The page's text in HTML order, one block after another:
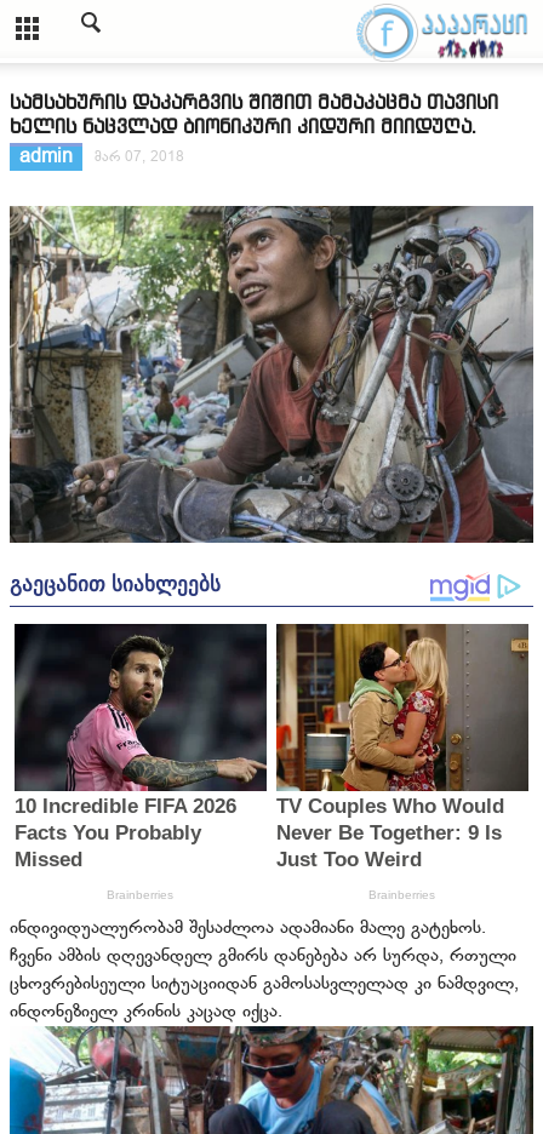
სამსახურის დაკარგვის შიშით მამაკაცმა თავისი
ხელის ნაცვლად ბიონიკური კიდური მიიდუღა.
admin
მარ 07, 2018
ინდივიდუალურობამ შესაძლოა ადამიანი მალე გატეხოს.
ჩვენი ამბის დღევანდელ გმირს დანებება არ სურდა, რთული
ცხოვრებისეული სიტუაციიდან გამოსასვლელად კი ნამდვილ,
ინდონეზიელ კრინის კაცად იქცა.